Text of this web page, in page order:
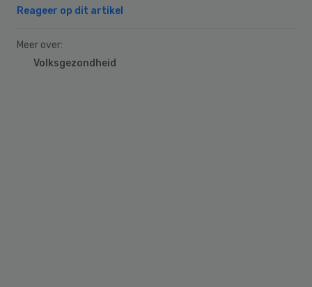
Reageer op dit artikel
Meer over:
Volksgezondheid